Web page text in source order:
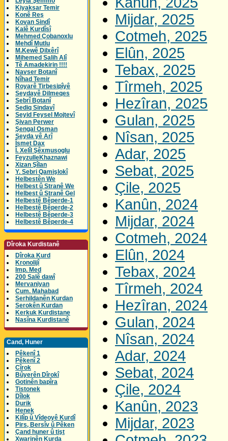
Kiyaksar Temir
Konê Reş
Kovan Sindî
Kalê Kurdîsî
Mehmed Çobanoxlu
Mehdî Mutlu
M.Kewê Dilxêrî
Mihemed Salih Alî
Tê Amadekirin !!!!
Navser Botanî
Nîhad Temir
Royarê Tirbesipîyê
Seydayê Dilmeqes
Sebrî Botanî
Sediq Sindavî
Seyid Feysel Mojtevî
Şivan Perwer
Şengal Osman
Seyda yê Arî
Îsmet Dax
Î. Xelîl Şêxmusoglu
FeyzulleKhaznawi
Xizan Şîlan
Y. Sebri Qamişlokî
Helbestên We
Helbest û Stranê We
Helbest û Stranê Gel
Helbestê Bêperde-1
Helbestê Bêperde-2
Helbestê Bêperde-3
Helbestê Bêperde-4
Dîroka Kurdistanê
Dîroka Kurd
Kronolijî
Imp. Med
200 Salê dawî
Mervaniyan
Cum. Mahabad
Serhildanên Kurdan
Serokên Kurdan
Kerkuk Kurdistane
Nasîna Kurdistanê
Cand, Huner
Pêkenî 1
Pêkenî 2
Cîrok
Bûyerên Dîrokî
Gotinên bapîra
Tistonek
Dîlok
Durik
Henek
Kilîp û Vîdeoyê Kurdî
Pirs, Bersîv û Pêken
Çand huner û tişt
Xwarinên Kurda
Mijdar, 2025
Cotmeh, 2025
Elûn, 2025
Tebax, 2025
Tîrmeh, 2025
Hezîran, 2025
Gulan, 2025
Nîsan, 2025
Adar, 2025
Sebat, 2025
Çile, 2025
Kanûn, 2024
Mijdar, 2024
Cotmeh, 2024
Elûn, 2024
Tebax, 2024
Tîrmeh, 2024
Hezîran, 2024
Gulan, 2024
Nîsan, 2024
Adar, 2024
Sebat, 2024
Çile, 2024
Kanûn, 2023
Mijdar, 2023